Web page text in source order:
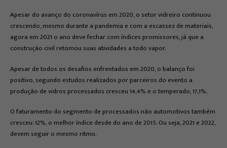
Apesar do avanço do coronavírus em 2020, o setor vidreiro continuou
crescendo, mesmo durante a pandemia e com a escassez de materiais,
agora em 2021 o ano deve fechar com índices promissores, já que a
construção civil retomou suas atividades a todo vapor.
Apesar de todos os desafios enfrentados em 2020, o balanço foi
positivo, segundo estudos realizados por parceiros do evento a
produção de vidros processados cresceu 14,4% e o temperado, 17,1%.
O faturamento do segmento de processados não automotivos também
cresceu: 12%, o melhor índice desde do ano de 2015. Ou seja, 2021 e 2022,
devem seguir o mesmo ritmo.